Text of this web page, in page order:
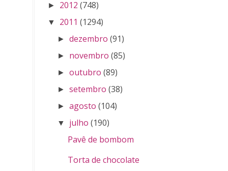
► 2012 (748)
▼ 2011 (1294)
►dezembro (91)
► novembro (85)
►outubro (89)
►setembro (38)
►agosto (104)
▼ julho (190)
Pavê de bombom
Torta de chocolate